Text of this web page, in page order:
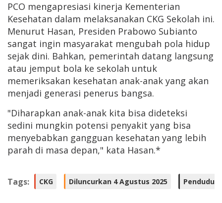
PCO mengapresiasi kinerja Kementerian
Kesehatan dalam melaksanakan CKG Sekolah ini.
Menurut Hasan, Presiden Prabowo Subianto
sangat ingin masyarakat mengubah pola hidup
sejak dini. Bahkan, pemerintah datang langsung
atau jemput bola ke sekolah untuk
memeriksakan kesehatan anak-anak yang akan
menjadi generasi penerus bangsa.
"Diharapkan anak-anak kita bisa dideteksi
sedini mungkin potensi penyakit yang bisa
menyebabkan gangguan kesehatan yang lebih
parah di masa depan," kata Hasan.*
Tags: CKG Diluncurkan 4 Agustus 2025 Penduduk